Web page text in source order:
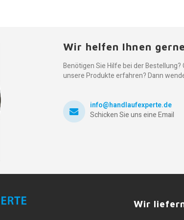
Wir helfen Ihnen
Benötigen Sie Hilfe bei der
unsere Produkte erfahren? Dann
info@handlaufexperte.de
Schicken Sie uns eine Email
Wir